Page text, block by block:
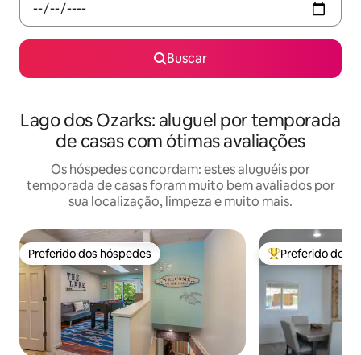
Buscar
Lago dos Ozarks: aluguel por temporada
de casas com ótimas avaliações
Os hóspedes concordam: estes aluguéis por
temporada de casas foram muito bem avaliados por
sua localização, limpeza e muito mais.
Preferido dos hóspedes
Preferido dos hóspedes Entre os
Preferido dos